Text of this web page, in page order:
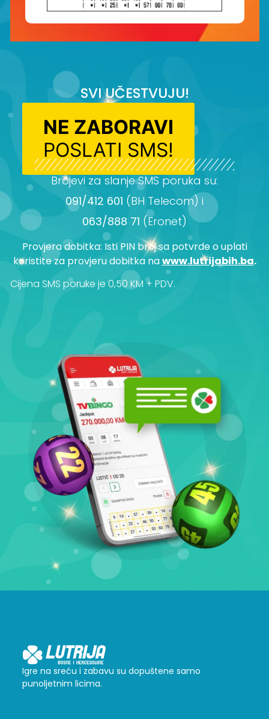
SVI UČESTVUJU!
NE ZABORAVI
POSLATI SMS!
Brojevi za slanje SMS poruka su:
091/412 601 (BH Telecom) i
063/888 71 (Eronet)
Provjera dobitka: Isti PIN broj sa potvrde o uplati
koristite za provjeru dobitka nawww.lutrijabih.ba.
Cijena SMS poruke je 0,50 KM + PDV.
Igre na sreću i zabavu su dopuštene samo
punoljetnim licima.